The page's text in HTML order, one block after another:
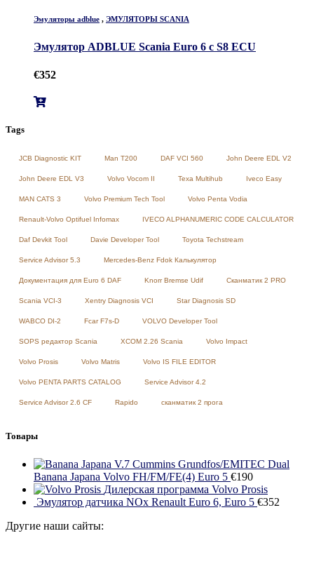
Эмуляторы adblue , ЭМУЛЯТОРЫ SCANIA
Эмулятор ADBLUE Scania Euro 6 с S8 ECU
€352
Tags
JCB Diagnostic KIT Man T200 DAF VCI 560 John Deere EDL V2
John Deere EDL V3 Volvo Vocom II Texa Multihub Iveco Easy
MAN CATS 3 Volvo Premium Tech Tool Volvo Penta Vodia
Renault-Volvo Optifuel Infomax IVECO ALPHANUMERIC CODE CALCULATOR
Daf Devkit Tool Davie Developer Tool Toyota Techstream
Service Advisor 5.3 Mercedes-Benz Fdok Калькулятор
Документация для Euro 6 DAF Knorr Bremse Udif Сканматик 2 PRO
Scania VCI-3 Xentry Diagnosis VCI Star Diagnosis SD
WABCO DI-2 Fcar F7s-D VOLVO Developer Tool
SOPS редактор Scania XCOM 2.26 Scania Volvo Impact
Volvo Prosis Volvo Matris Volvo IS FILE EDITOR
Volvo PENTA PARTS CATALOG Service Advisor 4.2
Service Advisor 2.6 CF Rapido сканматик 2 прога
Товары
Dual
Banana Japana Volvo FH/FM/FE(4) Euro 5 €190
Дилерская программа Volvo Prosis
Эмулятор датчика NOx Renault Euro 6, Euro 5 €352
Другие наши сайты: